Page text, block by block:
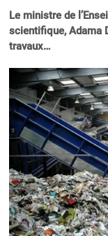
Le ministre de
scientifique, Adama
travaux…